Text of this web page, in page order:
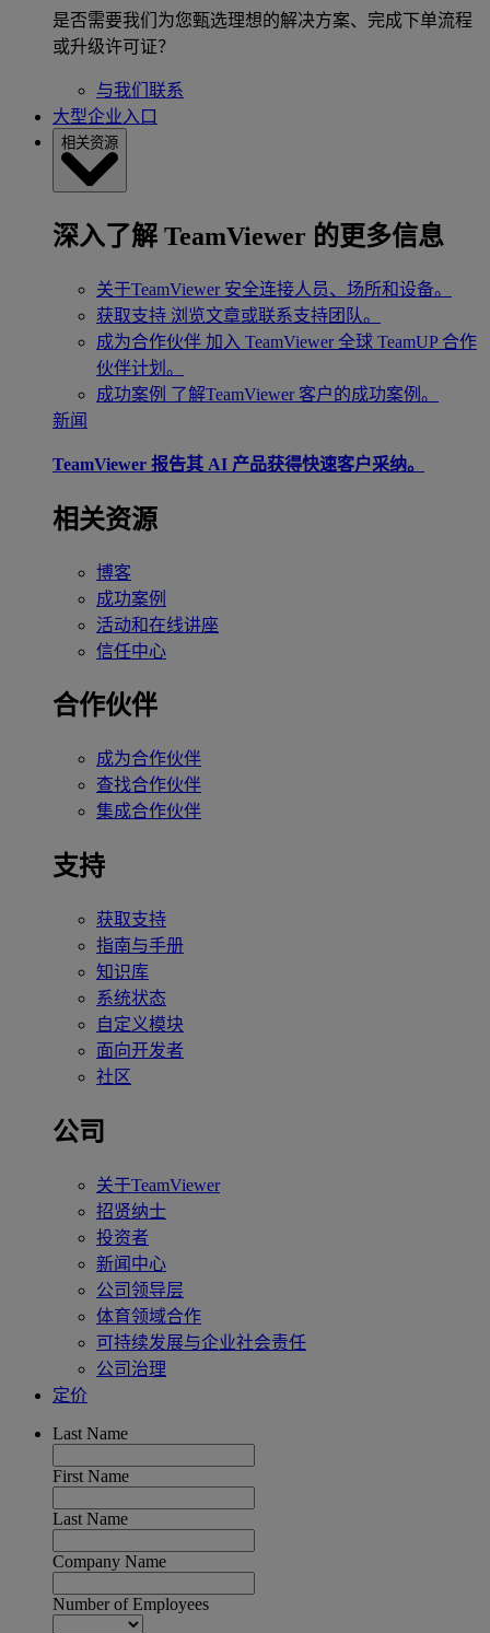
是否需要我们为您甄选理想的解决方案、完成下单流程
或升级许可证？
与我们联系
大型企业入口
相关资源
深入了解 TeamViewer 的更多信息
关于TeamViewer 安全连接人员、场所和设备。
获取支持 浏览文章或联系支持团队。
成为合作伙伴 加入 TeamViewer 全球 TeamUP 合作
伙伴计划。
成功案例 了解TeamViewer 客户的成功案例。
新闻
TeamViewer 报告其 AI 产品获得快速客户采纳。
相关资源
博客
成功案例
活动和在线讲座
信任中心
合作伙伴
成为合作伙伴
查找合作伙伴
集成合作伙伴
支持
获取支持
指南与手册
知识库
系统状态
自定义模块
面向开发者
社区
公司
关于TeamViewer
招贤纳士
投资者
新闻中心
公司领导层
体育领域合作
可持续发展与企业社会责任
公司治理
定价
Last Name
First Name
Last Name
Company Name
Number of Employees